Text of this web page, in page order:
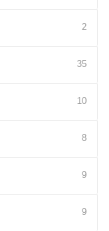
2
35
10
8
9
9